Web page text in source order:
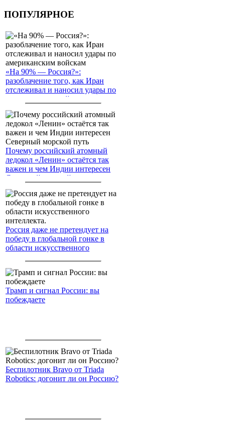
ПОПУЛЯРНОЕ
«На 90% — Россия?»:
разоблачение того, как Иран
отслеживал и наносил удары по
американским войскам
Почему российский атомный
ледокол «Ленин» остаётся так
важен и чем Индии интересен
Северный морской путь
Россия даже не претендует на
победу в глобальной гонке в
области искусственного
Трамп и сигнал России: вы
побеждаете
Беспилотник Bravo от Triada
Robotics: догонит ли он Россию?